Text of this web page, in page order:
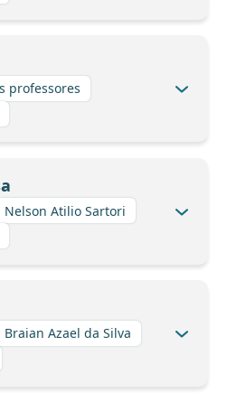
professores
Nelson Atilio Sartori
Braian Azael da Silva